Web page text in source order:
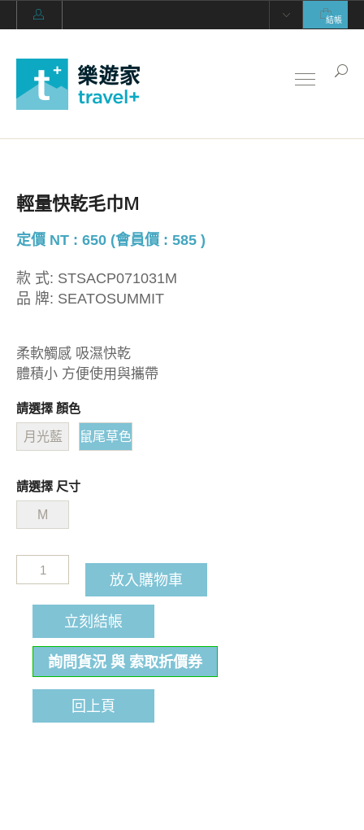
結帳
輕量快乾毛巾M
定價 NT : 650 (會員價 : 585 )
款 式: STSACP071031M
品 牌: SEATOSUMMIT
柔軟觸感 吸濕快乾
體積小 方便使用與攜帶
請選擇 顏色
月光藍 鼠尾草色
請選擇 尺寸
M
放入購物車
立刻結帳
詢問貨況 與 索取折價券
回上頁